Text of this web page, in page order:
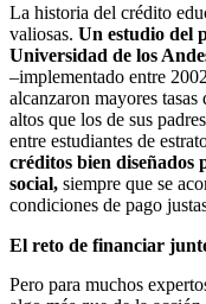
La historia del crédito
valiosas. Un estudio del
Universidad de los
–implementado entre
alcanzaron mayores
altos que los de sus
entre estudiantes de
créditos bien diseñados
social, siempre que se
condiciones de pago
El reto de financiar
Pero para muchos